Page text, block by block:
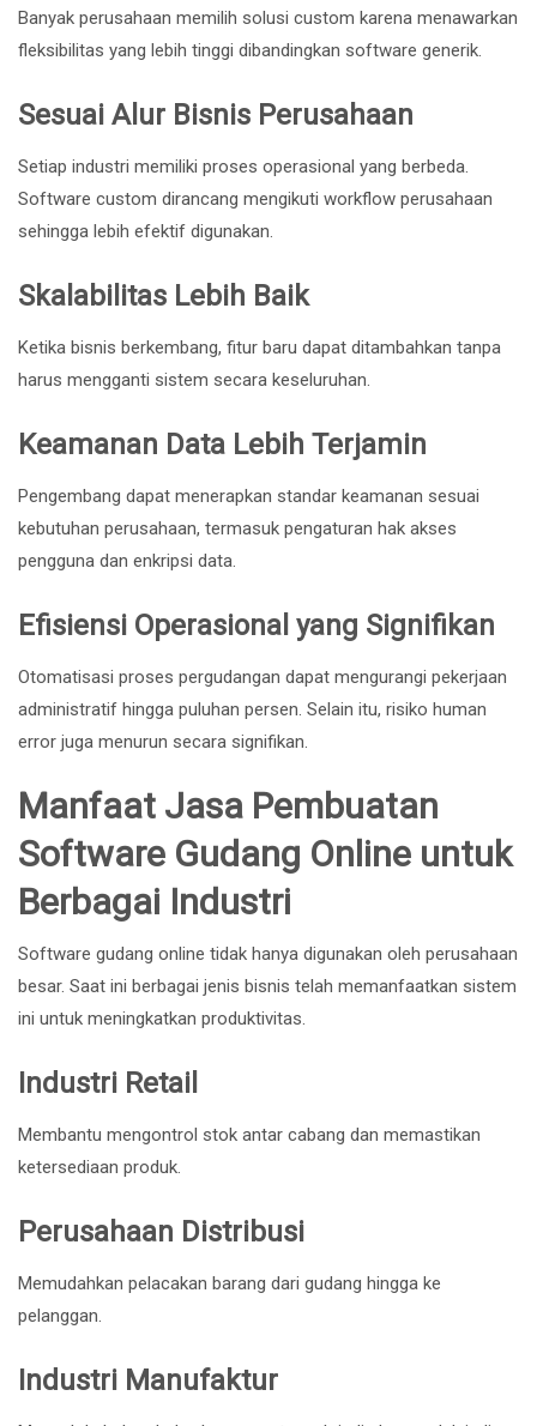
Banyak perusahaan memilih solusi custom karena menawarkan
fleksibilitas yang lebih tinggi dibandingkan software generik.
Sesuai Alur Bisnis Perusahaan
Setiap industri memiliki proses operasional yang berbeda.
Software custom dirancang mengikuti workflow perusahaan
sehingga lebih efektif digunakan.
Skalabilitas Lebih Baik
Ketika bisnis berkembang, fitur baru dapat ditambahkan tanpa
harus mengganti sistem secara keseluruhan.
Keamanan Data Lebih Terjamin
Pengembang dapat menerapkan standar keamanan sesuai
kebutuhan perusahaan, termasuk pengaturan hak akses
pengguna dan enkripsi data.
Efisiensi Operasional yang Signifikan
Otomatisasi proses pergudangan dapat mengurangi pekerjaan
administratif hingga puluhan persen. Selain itu, risiko human
error juga menurun secara signifikan.
Manfaat Jasa Pembuatan
Software Gudang Online untuk
Berbagai Industri
Software gudang online tidak hanya digunakan oleh perusahaan
besar. Saat ini berbagai jenis bisnis telah memanfaatkan sistem
ini untuk meningkatkan produktivitas.
Industri Retail
Membantu mengontrol stok antar cabang dan memastikan
ketersediaan produk.
Perusahaan Distribusi
Memudahkan pelacakan barang dari gudang hingga ke
pelanggan.
Industri Manufaktur